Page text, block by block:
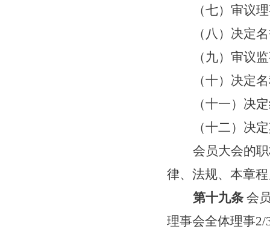
（七）审议
（八）决定
（九）审议
（十）决定
（十一）决
（十二）决
会员大会的
律、法规、本章
第十九条 会
理事会全体理事2/